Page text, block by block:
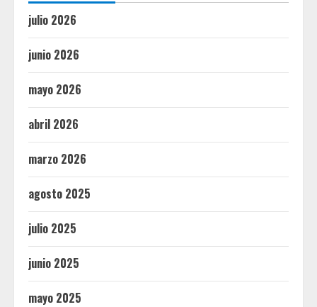
julio 2026
junio 2026
mayo 2026
abril 2026
marzo 2026
agosto 2025
julio 2025
junio 2025
mayo 2025